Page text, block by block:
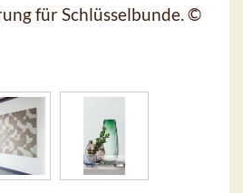
für Schlüsselbunde. ©